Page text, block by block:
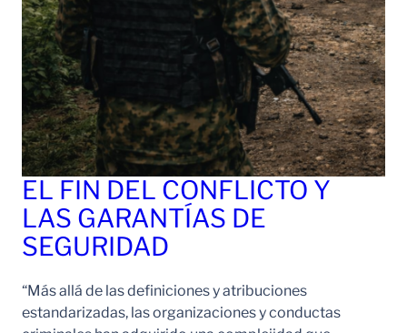
EL FIN DEL CONFLICTO Y
LAS GARANTÍAS DE
SEGURIDAD
“Más allá de las definiciones y atribuciones
estandarizadas, las organizaciones y conductas